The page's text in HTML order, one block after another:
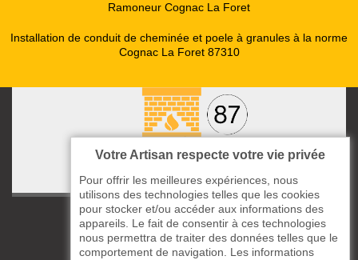
Ramoneur Cognac La Foret
Installation de conduit de cheminée et poele à granules à la norme
Cognac La Foret 87310
ccas le Bourg
87220 Boisseuil
Votre Artisan respecte votre vie privée
Pour offrir les meilleures expériences, nous
utilisons des technologies telles que les cookies
pour stocker et/ou accéder aux informations des
appareils. Le fait de consentir à ces technologies
nous permettra de traiter des données telles que le
comportement de navigation. Les informations